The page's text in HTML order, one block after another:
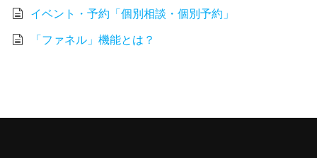
イベント・予約「個別相談・個別予約」
「ファネル」機能とは？